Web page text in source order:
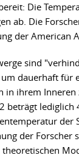
Die
ab. Die
der American
sind
dauerhaft für
in ihrem Inneren
beträgt lediglich
der
der Forscher